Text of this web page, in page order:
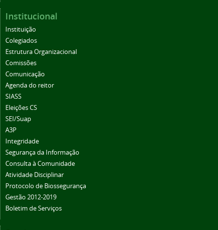
Institucional
Instituição
Colegiados
Estrutura Organizacional
Comissões
Comunicação
Agenda do reitor
SIASS
Eleições CS
SEI/Suap
A3P
Integridade
Segurança da Informação
Consulta à Comunidade
Atividade Disciplinar
Protocolo de Biossegurança
Gestão 2012-2019
Boletim de Serviços